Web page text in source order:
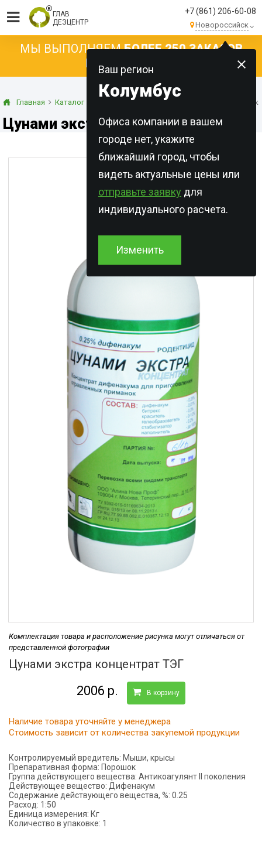
ГЛАВ
ДЕЗЦЕНТР
+7 (861) 206-60-08
Новороссийск
Ваш регион
Колумбус
Офиса компании в вашем
городе нет, укажите
ближайший город, чтобы
видеть актуальные цены или
отправьте заявку для
индивидуального расчета.
Изменить
МЫ ВЫПОЛНЯЕМБОЛЕЕ 250 ЗАКАЗОВ
КАЖДЫЙ ДЕНЬ!
Главная Каталог Концентраты Жидкости Цунами экстра
Цунами экстра концентрат ТЭГ
Комплектация товара и расположение рисунка могут отличаться от
представленной фотографии
Цунами экстра концентрат ТЭГ
2006 р. В корзину
Наличие товара уточняйте у менеджера
Стоимость зависит от количества закупемой продукции
Контролируемый вредитель: Мыши, крысы
Препаративная форма: Порошок
Группа действующего вещества: Антикоагулянт II поколения
Действующее вещество: Дифенакум
Содержание действующего вещества, %: 0.25
Расход: 1:50
Единица измерения: Кг
Количество в упаковке: 1